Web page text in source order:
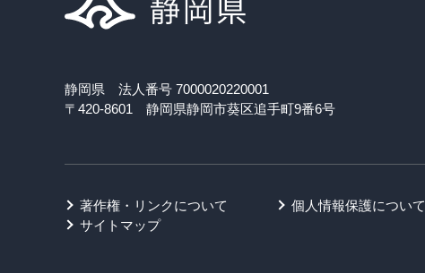
静岡県 法人番号 7000020220001
〒420-8601 静岡県静岡市葵区追手町9番6号
著作権・リンクについて 個人情報保護について
サイトマップ